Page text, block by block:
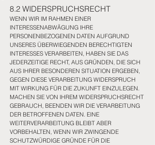
8.2 WIDERSPRUCHSRECHT
WENN WIR IM RAHMEN EINER
INTERESSENABWÄGUNG IHRE
PERSONENBEZOGENEN DATEN AUFGRUND
UNSERES ÜBERWIEGENDEN BERECHTIGTEN
INTERESSES VERARBEITEN, HABEN SIE DAS
JEDERZEITIGE RECHT, AUS GRÜNDEN, DIE SICH
AUS IHRER BESONDEREN SITUATION ERGEBEN,
GEGEN DIESE VERARBEITUNG WIDERSPRUCH
MIT WIRKUNG FÜR DIE ZUKUNFT EINZULEGEN.
MACHEN SIE VON IHREM WIDERSPRUCHSRECHT
GEBRAUCH, BEENDEN WIR DIE VERARBEITUNG
DER BETROFFENEN DATEN. EINE
WEITERVERARBEITUNG BLEIBT ABER
VORBEHALTEN, WENN WIR ZWINGENDE
SCHUTZWÜRDIGE GRÜNDE FÜR DIE